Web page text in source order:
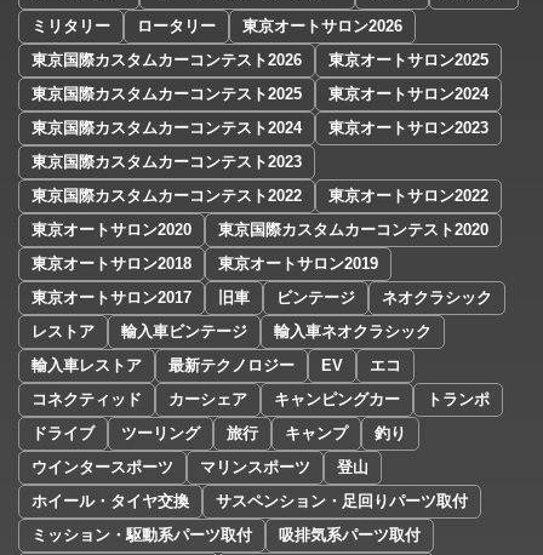
ミリタリー
ロータリー
東京オートサロン2026
東京国際カスタムカーコンテスト2026
東京オートサロン2025
東京国際カスタムカーコンテスト2025
東京オートサロン2024
東京国際カスタムカーコンテスト2024
東京オートサロン2023
東京国際カスタムカーコンテスト2023
東京国際カスタムカーコンテスト2022
東京オートサロン2022
東京オートサロン2020
東京国際カスタムカーコンテスト2020
東京オートサロン2018
東京オートサロン2019
東京オートサロン2017
旧車 ビンテージ
ネオクラシック
レストア
輸入車ビンテージ
輸入車ネオクラシック
輸入車レストア
最新テクノロジー EV
エコ
コネクティッド
カーシェア キャンピングカー
トランポ
ドライブ
ツーリング 旅行 キャンプ
釣り
ウインタースポーツ
マリンスポーツ
登山
ホイール・タイヤ交換
サスペンション・足回りパーツ取付
ミッション・駆動系パーツ取付
吸排気系パーツ取付